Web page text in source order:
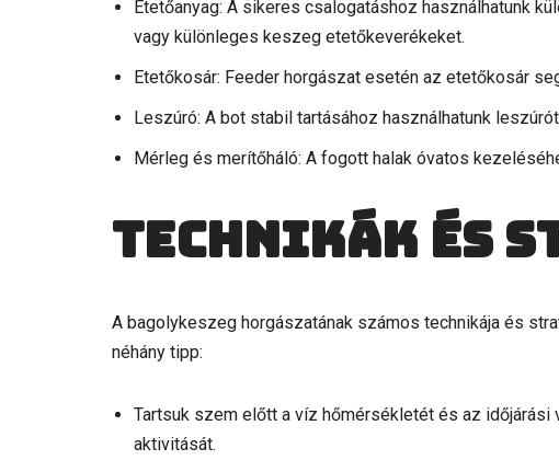
Etetőanyag: A sikeres csalogatáshoz használhatunk
vagy különleges keszeg etetőkeverékeket.
Etetőkosár: Feeder horgászat esetén az etetőkosár
Leszúró: A bot stabil tartásához használhatunk
Mérleg és merítőháló: A fogott halak óvatos
Technikák és
A bagolykeszeg horgászatának számos technikája és
néhány tipp:
Tartsuk szem előtt a víz hőmérsékletét és az
aktivitását.